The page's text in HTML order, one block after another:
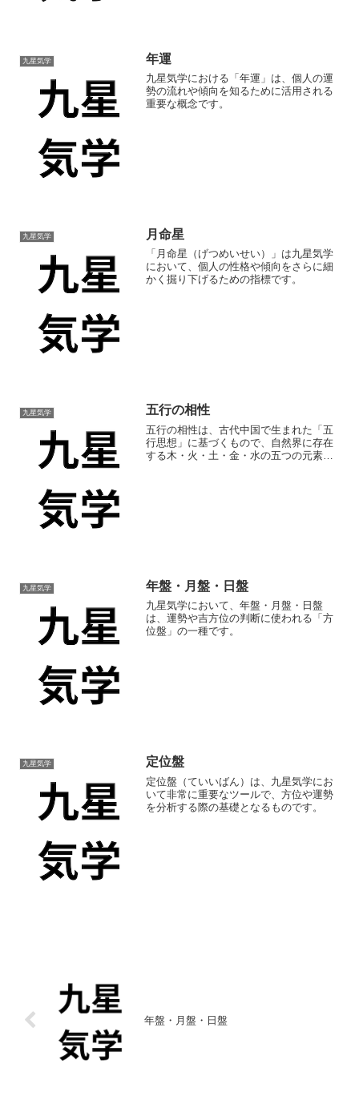
九星気学 年運
九星気学における「年運」は、個人の運
勢の流れや傾向を知るために活用される
重要な概念です。
九星気学 月命星
「月命星（げつめいせい）」は九星気学
において、個人の性格や傾向をさらに細
かく掘り下げるための指標です。
九星気学 五行の相性
五行の相性は、古代中国で生まれた「五
行思想」に基づくもので、自然界に存在
する木・火・土・金・水の五つの元素
九星気学 年盤・月盤・日盤
九星気学において、年盤・月盤・日盤
は、運勢や吉方位の判断に使われる「方
位盤」の一種です。
九星気学 定位盤
定位盤（ていいばん）は、九星気学にお
いて非常に重要なツールで、方位や運勢
を分析する際の基礎となるものです。
年盤・月盤・日盤